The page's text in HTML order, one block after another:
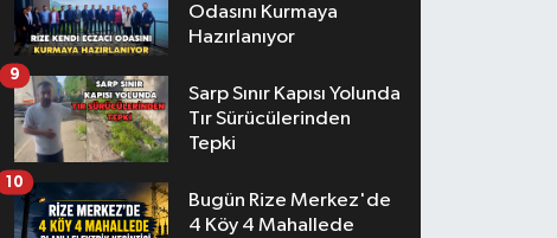
Odasını Kurmaya
Hazırlanıyor
Sarp Sınır Kapısı Yolunda
Tır Sürücülerinden
Tepki
9
Bugün Rize Merkez'de
4 Köy 4 Mahallede
10